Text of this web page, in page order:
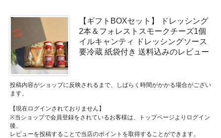
【ギフトBOXセット】 ドレッシング
2本＆フォレストスモークチーズ1個
イルキャンティ ドレッシングソース
要冷蔵 紙袋付き 送料込みのレビュー
投稿内容がショップに反映されるまで、しばらく時間がかかる場合がござい
ます。
【現在ログインされておりません】
※当ショップで会員登録をされているお客様は、トップページよりログイン
後、
レビューを投稿することで当店のポイントを取得することができます。